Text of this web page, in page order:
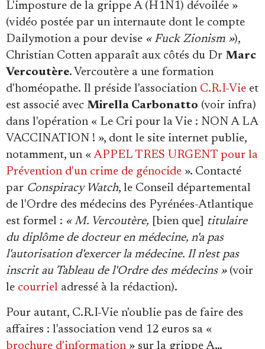
L'imposture de la grippe A (H1N1) dévoilée »
(vidéo postée par un internaute dont le compte
Dailymotion a pour devise « Fuck Zionism »),
Christian Cotten apparaît aux côtés du Dr Marc
Vercoutère. Vercoutère a une formation
d'homéopathe. Il préside l'association C.R.I-Vie et
est associé avec Mirella Carbonatto (voir infra)
dans l'opération « Le Cri pour la Vie : NON A LA
VACCINATION ! », dont le site internet publie,
notamment, un « APPEL TRES URGENT pour la
Prévention d'un crime de génocide ». Contacté
par Conspiracy Watch, le Conseil départemental
de l'Ordre des médecins des Pyrénées-Atlantique
est formel : « M. Vercoutère, [bien que] titulaire
du diplôme de docteur en médecine, n'a pas
l'autorisation d'exercer la médecine. Il n'est pas
inscrit au Tableau de l'Ordre des médecins »(voir
le courriel adressé à la rédaction).
Pour autant, C.R.I-Vie n'oublie pas de faire des
affaires : l'association vend 12 euros sa «
brochure d'information» sur la grippe A…